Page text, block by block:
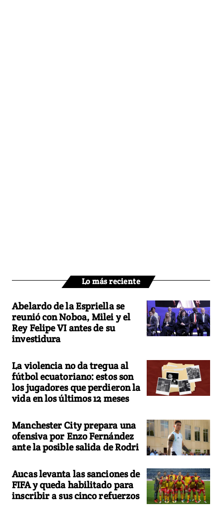
Lo más reciente
Abelardo de la Espriella se
reunió con Noboa, Milei y el
Rey Felipe VI antes de su
investidura
La violencia no da tregua al
fútbol ecuatoriano: estos son
los jugadores que perdieron la
vida en los últimos 12 meses
Manchester City prepara una
ofensiva por Enzo Fernández
ante la posible salida de Rodri
Aucas levanta las sanciones de
FIFA y queda habilitado para
inscribir a sus cinco refuerzos